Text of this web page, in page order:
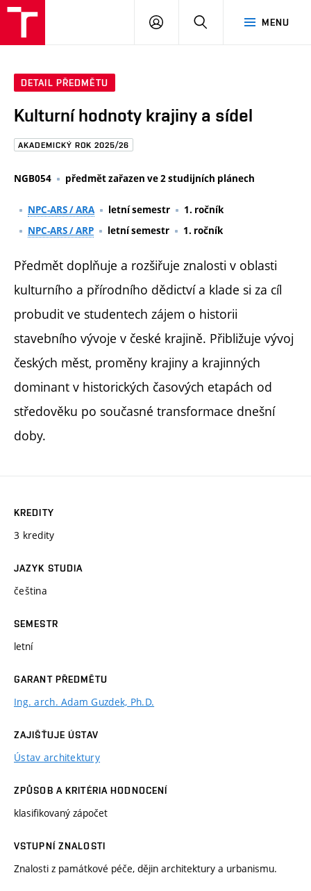
Brno
MENU
PŘIHLÁSIT
DETAIL PŘEDMĚTU
Kulturní hodnoty krajiny a sídel
AKADEMICKÝ ROK 2025/26
NGB054 předmět zařazen ve 2 studijních plánech
NPC-ARS / ARA letní semestr
1. ročník
NPC-ARS / ARP
letní semestr 1. ročník
Předmět doplňuje a rozšiřuje znalosti v oblasti
kulturního a přírodního dědictví a klade si za cíl
probudit ve studentech zájem o historii
stavebního vývoje v české krajině. Přibližuje vývoj
českých měst, proměny krajiny a krajinných
dominant v historických časových etapách od
středověku po současné transformace dnešní
doby.
KREDITY
3 kredity
JAZYK STUDIA
čeština
SEMESTR
letní
GARANT PŘEDMĚTU
Ing. arch. Adam Guzdek, Ph.D.
ZAJIŠŤUJE ÚSTAV
Ústav architektury
ZPŮSOB A KRITÉRIA HODNOCENÍ
klasifikovaný zápočet
VSTUPNÍ ZNALOSTI
Znalosti z památkové péče, dějin architektury a urbanismu.